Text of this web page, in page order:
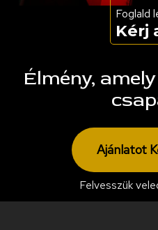
Foglald
Kérj
Élmény,
Ajánlatot
Felvesszük